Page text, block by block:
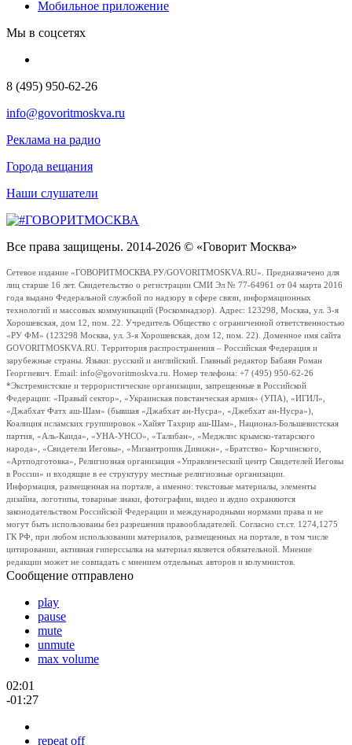
Мобильное приложение
Мы в соцсетях
8 (495) 950-62-26
info@govoritmoskva.ru
Реклама на радио
Города вещания
Наши слушатели
Все права защищены. 2014-2026 © «Говорит Москва»
Сетевое издание «ГОВОРИТМОСКВА.РУ/GOVORITMOSKVA.RU». Предназначено для
лиц старше 16 лет. Свидетельство о регистрации СМИ Эл № 77-64961 от 04 марта 2016
года выдано Федеральной службой по надзору в сфере связи, информационных
технологий и массовых коммуникаций (Роскомнадзор). Адрес: 123298, Москва, ул. 3-я
Хорошевская, дом 12, пом. 22. Учредитель Общество с ограниченной ответственностью
«РУ ФМ» (123298 Москва, ул. 3-я Хорошевская, дом 12, пом. 22). Доменное имя сайта
GOVORITMOSKVA.RU. Территория распространения – Российская Федерация и
зарубежные страны. Языки: русский и английский. Главный редактор Бабаян Роман
Георгиевич. Email: info@govoritmoskva.ru. Номер телефона: +7 (495) 950-62-26
*Экстремистские и террористические организации, запрещенные в Российской
Федерации: «Правый сектор», «Украинская повстанческая армия» (УПА), «ИГИЛ»,
«Джабхат Фатх аш-Шам» (бывшая «Джабхат ан-Нусра», «Джебхат ан-Нусра»),
Коалиция исламских группировок «Хайят Тахрир аш-Шам», Национал-Большевистская
партия, «Аль-Каида», «УНА-УНСО», «Талибан», «Меджлис крымско-татарского
народа», «Свидетели Иеговы», «Мизантропик Дивижн», «Братство» Корчинского,
«Артподготовка», Религиозная организация «Управленческий центр Свидетелей Иеговы
в России» и входящие в ее структуру местные религиозные организации.
Информация, размещенная на портале, а именно: текстовые материалы, элементы
дизайна, логотипы, товарные знаки, фотографии, видео и аудио охраняются
законодательством Российской Федерации и международными нормами права и не
могут быть использованы без разрешения правообладателей. Согласно ст.ст. 1274,1275
ГК РФ, при любом использовании материалов, размещенных на портале, в том числе
цитировании, активная гиперссылка на материал является обязательной. Мнение
редакции может не совпадать с мнением отдельных авторов и колумнистов.
Сообщение отправлено
play
pause
mute
unmute
max volume
02:01
-01:27
repeat off